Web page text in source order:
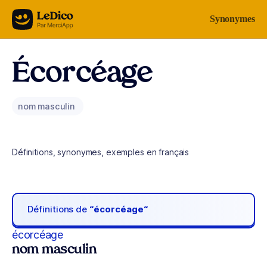
Aller au contenu Synonymes
Écorcéage
nom masculin
Définitions, synonymes, exemples en français
Définitions de “écorcéage“
écorcéage
nom masculin